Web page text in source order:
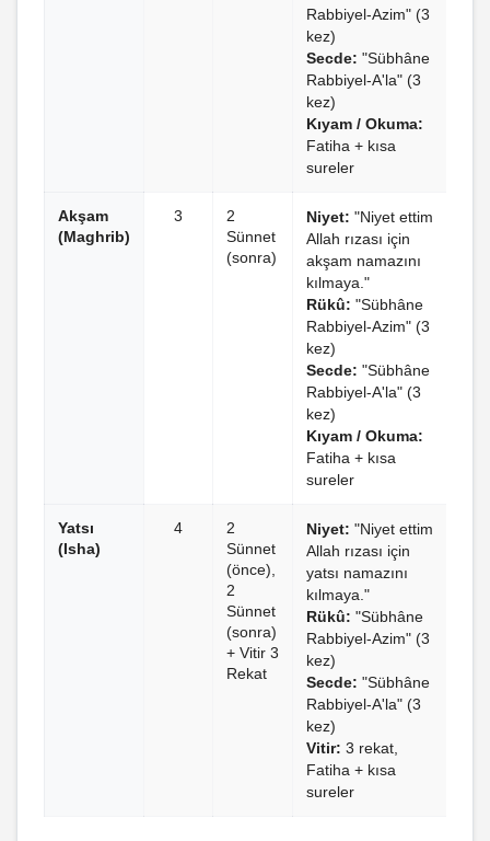
Rabbiyel-Azim" (3
kez)
Secde: "Sübhâne
Rabbiyel-A'la" (3
kez)
Kıyam / Okuma:
Fatiha + kısa
sureler
Akşam
(Maghrib)
3
2
Sünnet
(sonra)
Niyet: "Niyet ettim
Allah rızası için
akşam namazını
kılmaya."
Rükû: "Sübhâne
Rabbiyel-Azim" (3
kez)
Secde: "Sübhâne
Rabbiyel-A'la" (3
kez)
Kıyam / Okuma:
Fatiha + kısa
sureler
Yatsı
(Isha)
4
2
Sünnet
(önce),
2
Sünnet
(sonra)
+ Vitir 3
Rekat
Niyet: "Niyet ettim
Allah rızası için
yatsı namazını
kılmaya."
Rükû: "Sübhâne
Rabbiyel-Azim" (3
kez)
Secde: "Sübhâne
Rabbiyel-A'la" (3
kez)
Vitir: 3 rekat,
Fatiha + kısa
sureler